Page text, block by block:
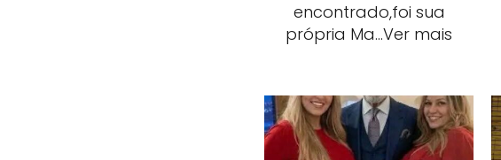
encontrado,foi sua
própria Ma…Ver mais